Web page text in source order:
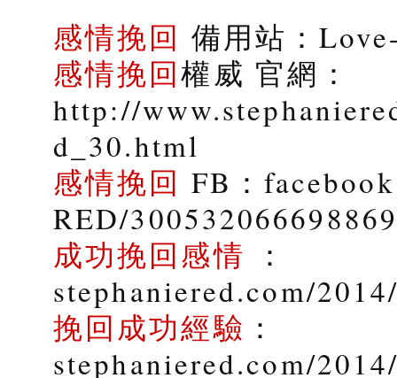
感情挽回 備用站：
感情挽回權威 官網：
http://
d_30.html
感情挽回 FB：
RED/300532066698869
成功挽回感情 ：
stephaniered.com/
挽回成功經驗 ：
stephaniered.com/